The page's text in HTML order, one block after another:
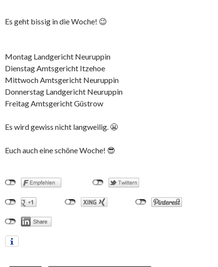
Es geht bissig in die Woche! 😉
Montag Landgericht Neuruppin
Dienstag Amtsgericht Itzehoe
Mittwoch Amtsgericht Neuruppin
Donnerstag Landgericht Neuruppin
Freitag Amtsgericht Güstrow
Es wird gewiss nicht langweilig. 😬
Euch auch eine schöne Woche! 😎